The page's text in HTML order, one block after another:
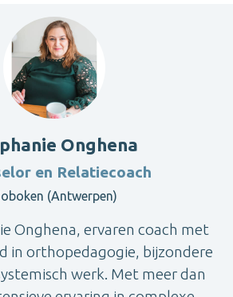
Onghena
en Relatiecoach
(Antwerpen)
Onghena, ervaren coach met
in orthopedagogie, bijzondere
werk. Met meer dan